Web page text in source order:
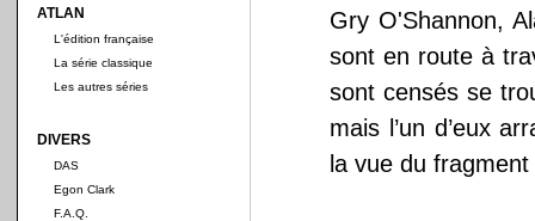
ATLAN
L'édition française
La série classique
Les autres séries
DIVERS
DAS
Egon Clark
F.A.Q.
Gry O'Shannon,
sont en route à
sont censés se
mais l’un d’eux
la vue du